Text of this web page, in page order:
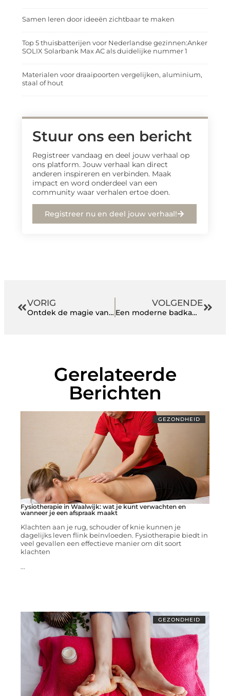
Samen leren door ideeën zichtbaar te maken
Top 5 thuisbatterijen voor Nederlandse gezinnen:Anker
SOLIX Solarbank Max AC als duidelijke nummer 1
Materialen voor draaipoorten vergelijken, aluminium,
staal of hout
Stuur ons een bericht
Registreer vandaag en deel jouw verhaal op
ons platform. Jouw verhaal kan direct
anderen inspireren en verbinden. Maak
impact en word onderdeel van een
community waar verhalen ertoe doen.
Registreer nu en deel jouw verhaal!
VORIG
Ontdek de magie van Legerdump in Hoogeveen
VOLGENDE
Een moderne badkamer met de specialist van BadTotaal Eibergen
Gerelateerde
Berichten
GEZONDHEID
Fysiotherapie in Waalwijk: wat je kunt verwachten en
wanneer je een afspraak maakt
Klachten aan je rug, schouder of knie kunnen je
dagelijks leven flink beïnvloeden. Fysiotherapie biedt in
veel gevallen een effectieve manier om dit soort
klachten
...
GEZONDHEID